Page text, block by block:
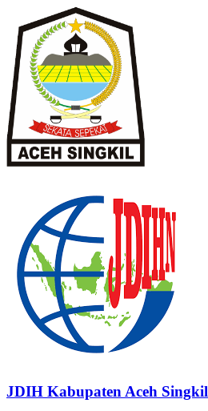
JDIH Kabupaten Aceh Singkil